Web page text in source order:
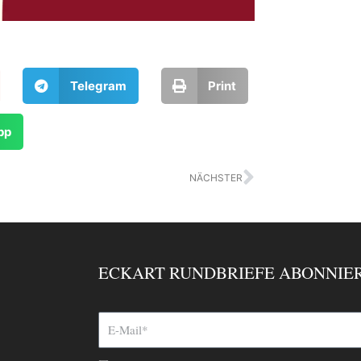
Telegram Print
NÄCHSTER Nächster
ECKART RUNDBRIEFE